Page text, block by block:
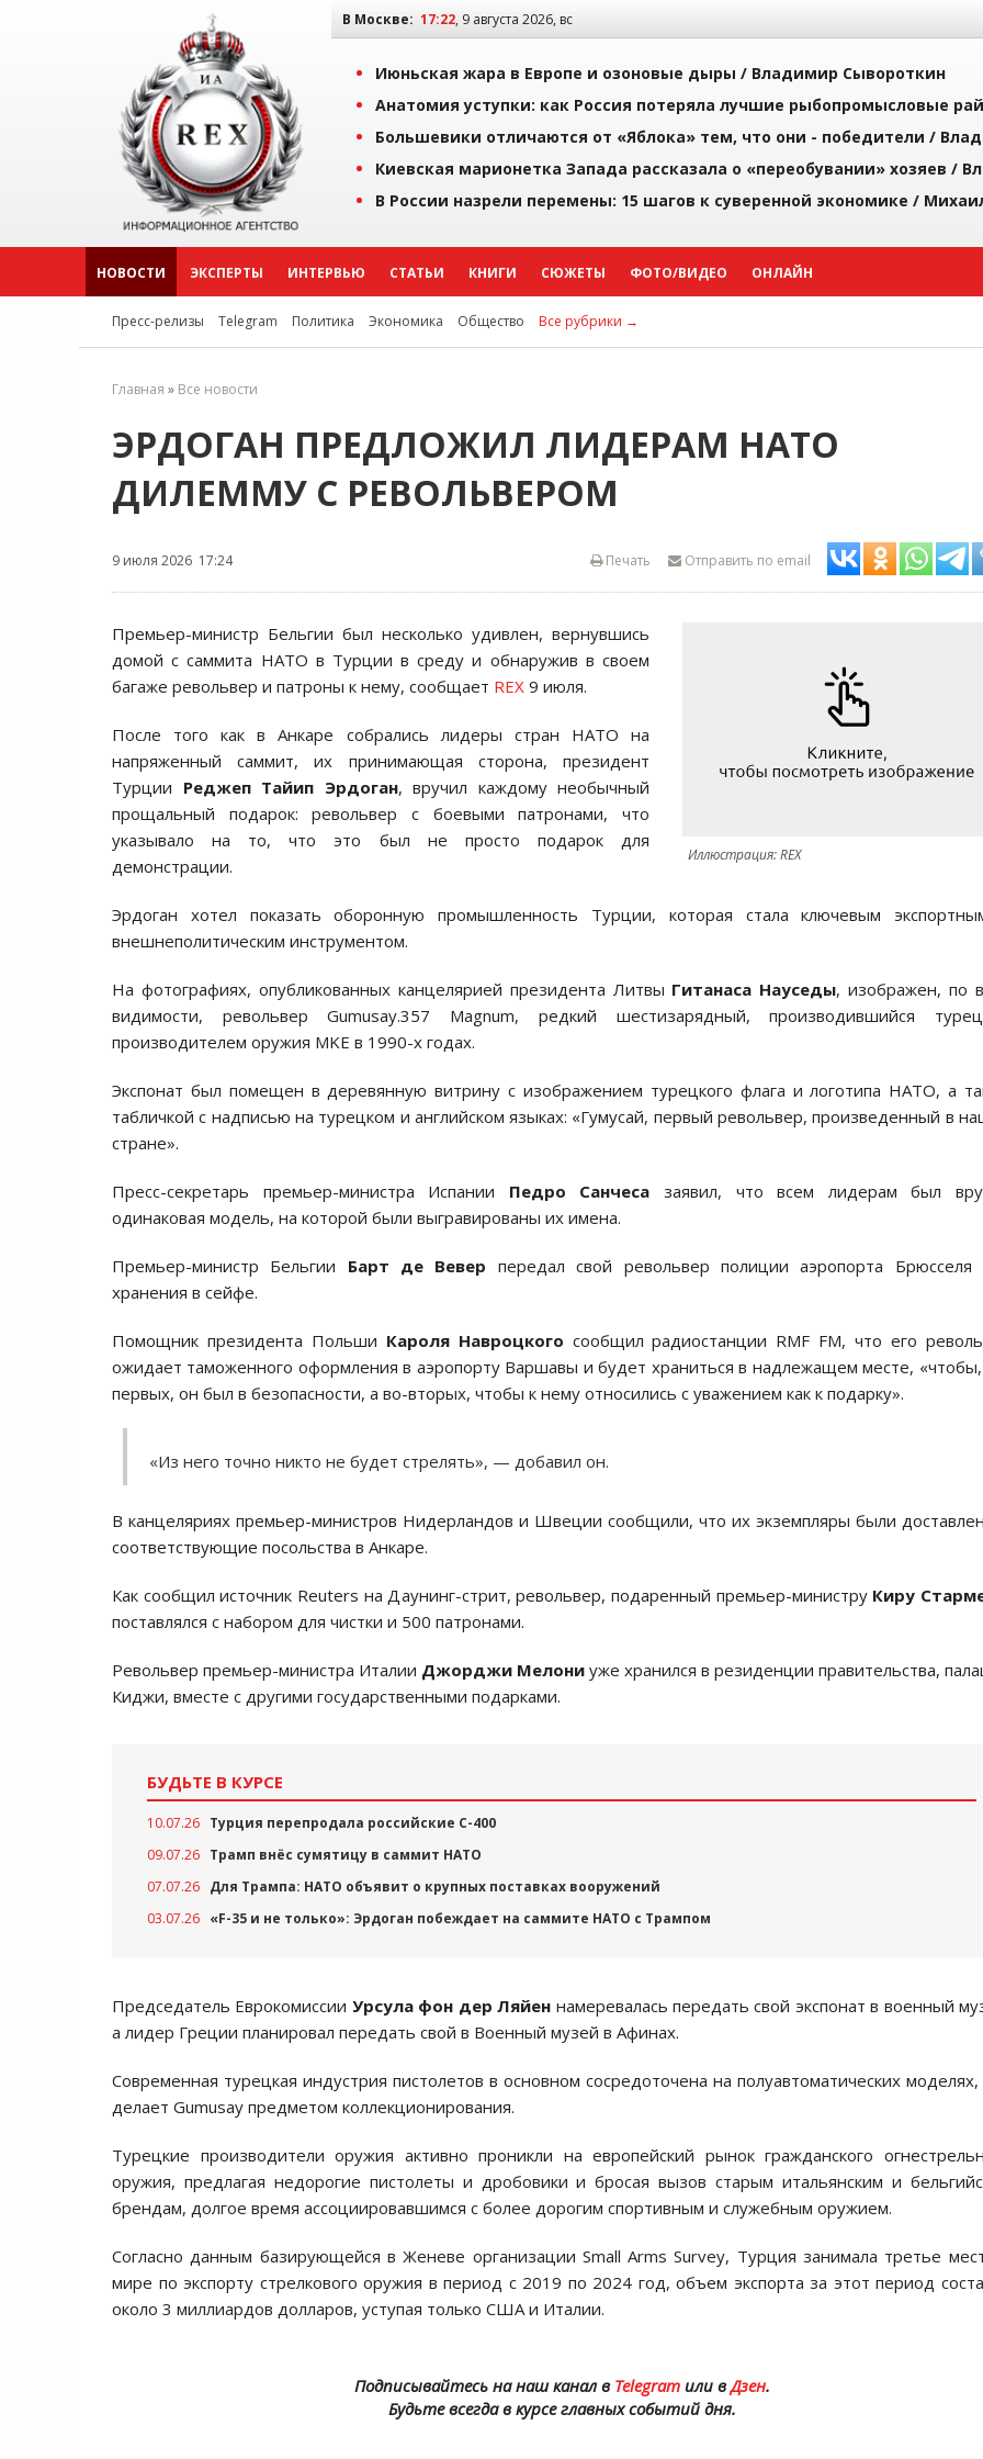
В Москве: 17:22, 9 августа 2026, вс
Июньская жара в Европе и озоновые дыры / Владимир Сывороткин
Анатомия уступки: как Россия потеряла лучшие рыбопромысловые
Большевики отличаются от «Яблока» тем, что они - победители /
Киевская марионетка Запада рассказала о «переобувании» хозяев /
В России назрели перемены: 15 шагов к суверенной экономике /
НОВОСТИ ЭКСПЕРТЫ ИНТЕРВЬЮ СТАТЬИ КНИГИ СЮЖЕТЫ ФОТО/ВИДЕО ОНЛАЙН
Пресс-релизы Telegram Политика Экономика Общество Все рубрики →
Главная » Все новости
ЭРДОГАН ПРЕДЛОЖИЛ ЛИДЕРАМ НАТО
ДИЛЕММУ С РЕВОЛЬВЕРОМ
9 июля 2026 17:24 Отправить по email
Печать
Иллюстрация: REX
Премьер-министр Бельгии был несколько удивлен, вернувшись
домой с саммита НАТО в Турции в среду и обнаружив в своем
багаже ​​револьвер и патроны к нему, сообщает REX 9 июля.
После того как в Анкаре собрались лидеры стран НАТО на
напряженный саммит, их принимающая сторона, президент
Турции Реджеп Тайип Эрдоган, вручил каждому необычный
прощальный подарок: револьвер с боевыми патронами, что
указывало на то, что это был не просто подарок для
демонстрации.
Эрдоган хотел показать оборонную промышленность Турции, которая стала ключевым
внешнеполитическим инструментом.
На фотографиях, опубликованных канцелярией президента Литвы Гитанаса Науседы, изображен, по
видимости, револьвер Gumusay.357 Magnum, редкий шестизарядный, производившийся
производителем оружия MKE в 1990-х годах.
Экспонат был помещен в деревянную витрину с изображением турецкого флага и логотипа НАТО, а
табличкой с надписью на турецком и английском языках: «Гумусай, первый револьвер, произведенный в
стране».
Пресс-секретарь премьер-министра Испании Педро Санчеса заявил, что всем лидерам был
одинаковая модель, на которой были выгравированы их имена.
Премьер-министр Бельгии Барт де Вевер передал свой револьвер полиции аэропорта Брюсселя
хранения в сейфе.
Помощник президента Польши Кароля Навроцкого сообщил радиостанции RMF FM, что его
ожидает таможенного оформления в аэропорту Варшавы и будет храниться в надлежащем месте,
первых, он был в безопасности, а во-вторых, чтобы к нему относились с уважением как к подарку».
«Из него точно никто не будет стрелять», — добавил он.
В канцеляриях премьер-министров Нидерландов и Швеции сообщили, что их экземпляры были
соответствующие посольства в Анкаре.
Как сообщил источник Reuters на Даунинг-стрит, револьвер, подаренный премьер-министру Киру
поставлялся с набором для чистки и 500 патронами.
Револьвер премьер-министра Италии Джорджи Мелони уже хранился в резиденции правительства,
Киджи, вместе с другими государственными подарками.
БУДЬТЕ В КУРСЕ
10.07.26 Турция перепродала российские С-400
09.07.26 Трамп внёс сумятицу в саммит НАТО
07.07.26 Для Трампа: НАТО объявит о крупных поставках вооружений
03.07.26 «F-35 и не только»: Эрдоган побеждает на саммите НАТО с Трампом
Председатель Еврокомиссии Урсула фон дер Ляйен намеревалась передать свой экспонат в военный
а лидер Греции планировал передать свой в Военный музей в Афинах.
Современная турецкая индустрия пистолетов в основном сосредоточена на полуавтоматических моделях,
делает Gumusay предметом коллекционирования.
Турецкие производители оружия активно проникли на европейский рынок гражданского
оружия, предлагая недорогие пистолеты и дробовики и бросая вызов старым итальянским и
брендам, долгое время ассоциировавшимся с более дорогим спортивным и служебным оружием.
Согласно данным базирующейся в Женеве организации Small Arms Survey, Турция занимала третье
мире по экспорту стрелкового оружия в период с 2019 по 2024 год, объем экспорта за этот период
около 3 миллиардов долларов, уступая только США и Италии.
Подписывайтесь на наш канал в Telegramили вДзен.
Будьте всегда в курсе главных событий дня.